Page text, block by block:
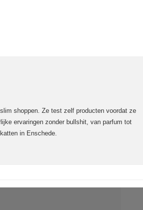
shoppen. Ze test zelf producten voordat ze
ervaringen zonder bullshit, van parfum tot
in Enschede.